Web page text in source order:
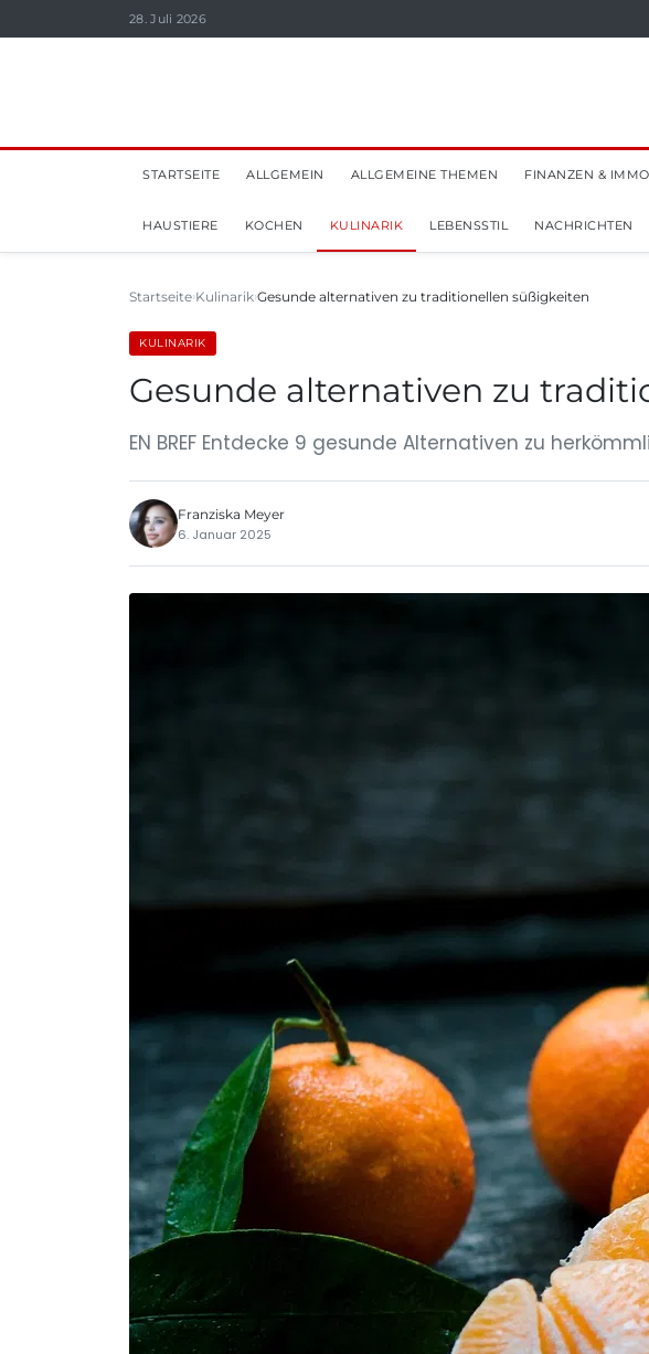
28. Juli 2026
STARTSEITE ALLGEMEIN ALLGEMEINE THEMEN FINANZEN &
HAUSTIERE KOCHEN KULINARIK LEBENSSTIL NACHRICHTEN
Startseite Kulinarik Gesunde alternativen zu traditionellen süßigkeiten
KULINARIK
Gesunde alternativen zu
EN BREF Entdecke 9 gesunde Alternativen zu
Franziska Meyer
6. Januar 2025